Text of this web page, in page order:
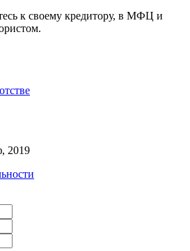
к своему кредитору, в МФЦ и
2019